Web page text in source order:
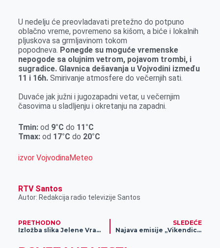
r
n
A
p
p
i
l
U nedelju će preovladavati pretežno do potpuno
oblačno vreme, povremeno sa kišom, a biće i lokalnih
pljuskova sa grmljavinom tokom
popodneva. Ponegde su moguće vremenske
nepogode sa olujnim vetrom, pojavom trombi, i
sugradice. Glavnica dešavanja u Vojvodini između
11 i 16h. Smirivanje atmosfere do večernjih sati.
Duvaće jak južni i jugozapadni vetar, u večernjim
časovima u sladljenju i okretanju na zapadni.
Tmin:od 9°C do 11°C
Tmax: od 17°C do 20°C
izvor VojvodinaMeteo
RTV Santos
Autor: Redakcija radio televizije Santos
PRETHODNO
Izložba slika Jelene Vragović „Carevo novo odelo“
SLEDEĆE
Najava emisije „Vikendica“